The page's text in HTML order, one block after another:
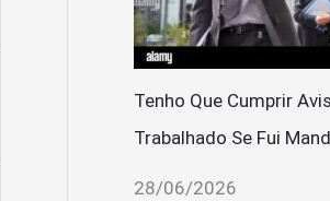
Tenho Que Cumprir
Trabalhado Se Fui
28/06/2026